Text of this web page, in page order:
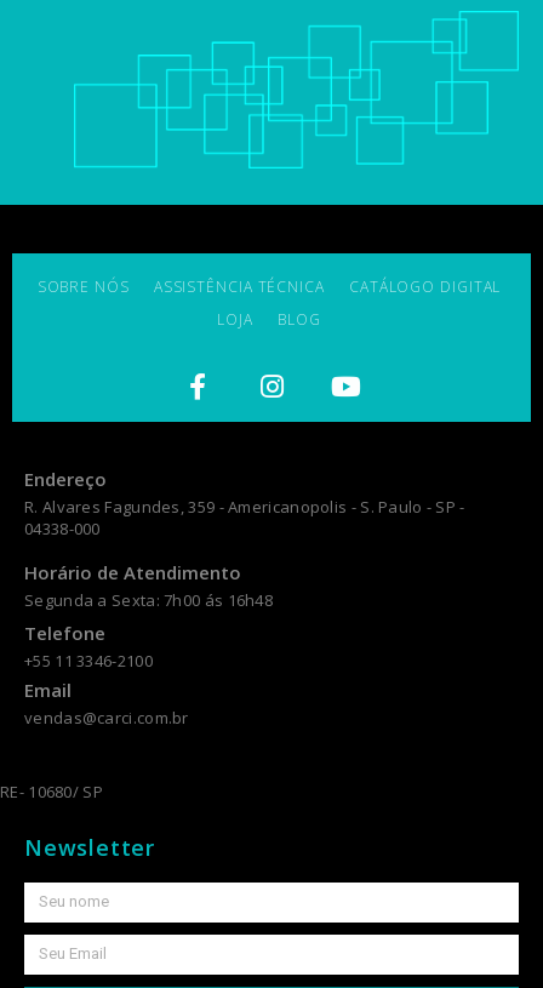
SOBRE NÓS ASSISTÊNCIA TÉCNICA
CATÁLOGO DIGITAL
LOJA
BLOG
Endereço
R. Alvares Fagundes, 359 - Americanopolis - S. Paulo - SP -
04338-000
Horário de Atendimento
Segunda a Sexta: 7h00 ás 16h48
Telefone
+55 11 3346-2100
Email
vendas@carci.com.br
RE- 10680/ SP
Newsletter